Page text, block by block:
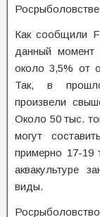
Как сообщили
данный момент
около 3,5% от
Так, в
произвели
Около 50 тыс.
могут
примерно 17-
аквакультуре
виды.